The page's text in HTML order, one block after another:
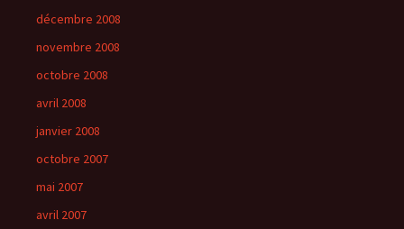
décembre 2008
novembre 2008
octobre 2008
avril 2008
janvier 2008
octobre 2007
mai 2007
avril 2007